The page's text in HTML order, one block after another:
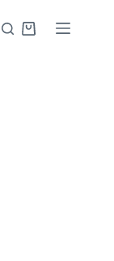
Indkøbskurv